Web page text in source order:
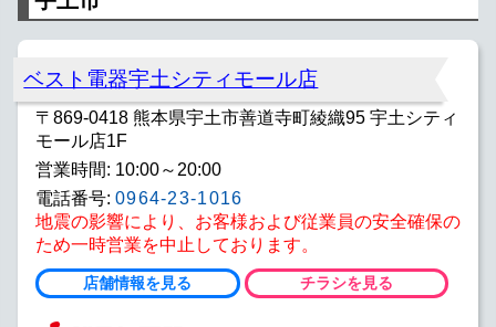
ベスト電器宇土シティモール店
〒869-0418 熊本県宇土市善道寺町綾織95 宇土シティ
モール店1F
営業時間: 10:00～20:00
電話番号: 0964-23-1016
地震の影響により、お客様および従業員の安全確保の
ため一時営業を中止しております。
店舗情報を見る チラシを見る